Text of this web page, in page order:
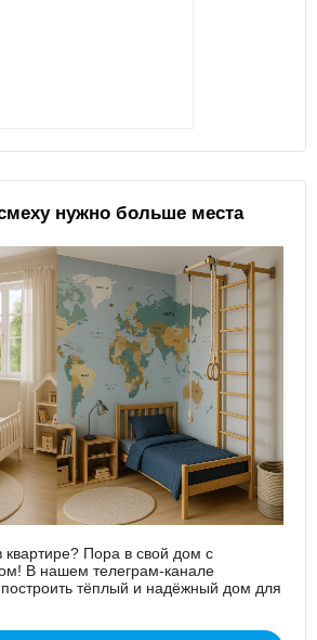
нужно больше места
квартире? Пора в свой дом с
В нашем телеграм-канале
построить тёплый и надёжный дом для